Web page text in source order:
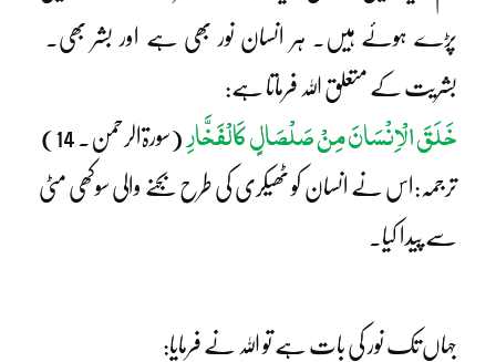
پڑے ہوئے ہیں۔ ہر انسان نور بھی ہے اور بشر بھی۔
بشریت کے متعلق اللہ فرماتا ہے:
خَلَقَ الْاِنْسَانَ مِنْ صَلْصَالٍ کَالْفَخَّارِ(سورۃالرحمن۔ 14)
ترجمہ:اس نے انسان کو ٹھیکری کی طرح بجنے والی سوکھی مٹی
سے پیدا کیا۔
جہاں تک نور کی بات ہے تو اللہ نے فرمایا: